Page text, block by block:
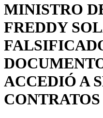
MINISTRO
FREDDY
ACCEDIÓ A